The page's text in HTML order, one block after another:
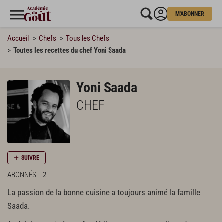
M'ABONNER
Accueil Chefs
Tous les Chefs
Toutes les recettes du chef Yoni Saada
Yoni Saada
CHEF
SUIVRE
ABONNÉS 2
La passion de la bonne cuisine a toujours animé la famille
Saada.